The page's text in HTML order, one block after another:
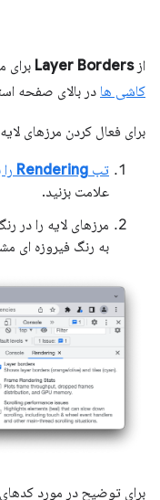
ازLayer Borders برای
کاشی ها در بالای صفحه
برای فعال کردن مرزهای
تب Rendering
علامت بزنید.
مرزهای لایه را در
به رنگ فیروزه ای
برای توضیح در مورد